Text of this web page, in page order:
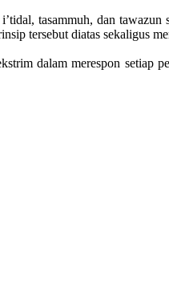
tasammuh, dan
tersebut diatas sekaligus
dalam merespon setiap